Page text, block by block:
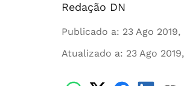
Redação DN
Publicado a: 23 Ago
Atualizado a: 23 Ago